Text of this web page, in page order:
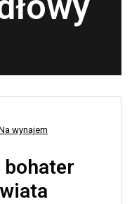
wynajem
bohater